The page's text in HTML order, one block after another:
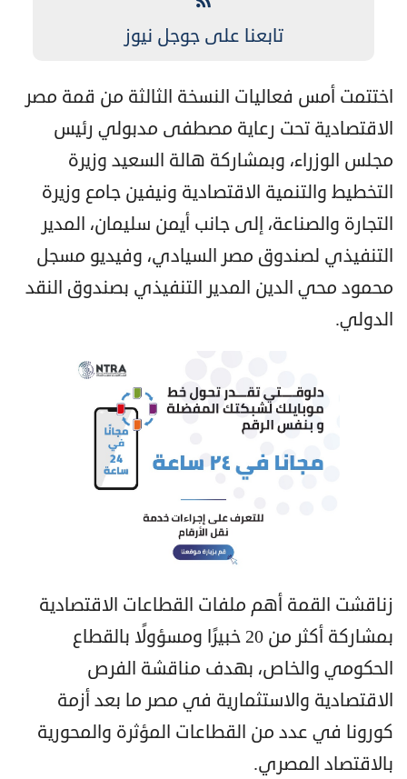
تابعنا على جوجل نيوز
اختتمت أمس فعاليات النسخة الثالثة من قمة مصر
الاقتصادية تحت رعاية مصطفى مدبولي رئيس
مجلس الوزراء، وبمشاركة هالة السعيد وزيرة
التخطيط والتنمية الاقتصادية ونيفين جامع وزيرة
التجارة والصناعة، إلى جانب أيمن سليمان، المدير
التنفيذي لصندوق مصر السيادي، وفيديو مسجل
محمود محي الدين المدير التنفيذي بصندوق النقد
الدولي.
زناقشت القمة أهم ملفات القطاعات الاقتصادية
بمشاركة أكثر من 20 خبيرًا ومسؤولًا بالقطاع
الحكومي والخاص، بهدف مناقشة الفرص
الاقتصادية والاستثمارية في مصر ما بعد أزمة
كورونا في عدد من القطاعات المؤثرة والمحورية
بالاقتصاد المصري.